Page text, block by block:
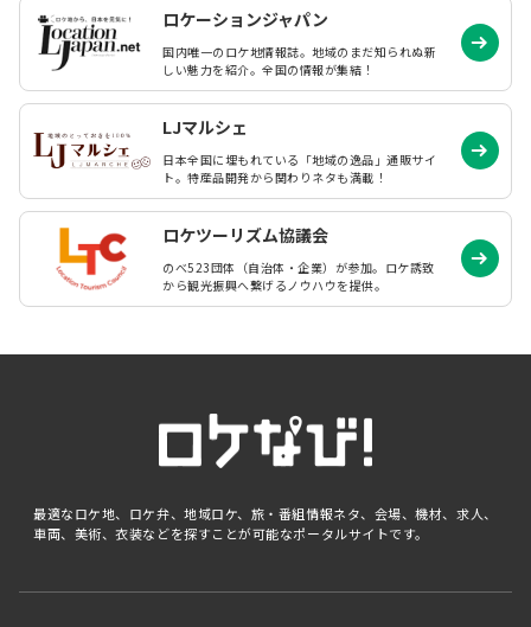
ロケーションジャパン
国内唯一のロケ地情報誌。地域のまだ知られぬ新
しい魅力を紹介。全国の情報が集結！
LJマルシェ
日本全国に埋もれている「地域の逸品」通販サイ
ト。特産品開発から関わりネタも満載！
ロケツーリズム協議会
のべ523団体（自治体・企業）が参加。ロケ誘致
から観光振興へ繋げるノウハウを提供。
最適なロケ地、ロケ弁、地域ロケ、旅・番組情報ネタ、会場、機材、求人、
車両、美術、衣装などを探すことが可能なポータルサイトです。